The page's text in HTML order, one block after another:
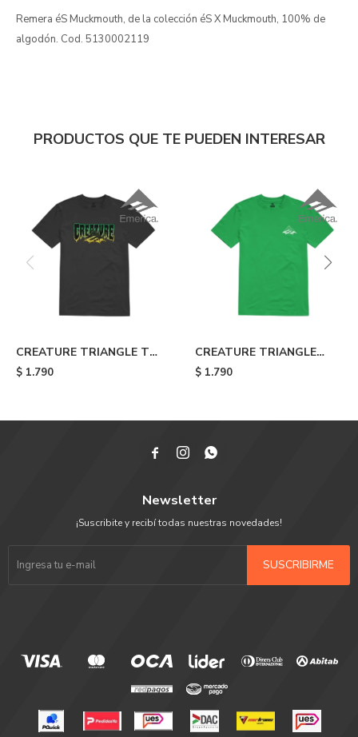
Remera éS Muckmouth, de la colección éS X Muckmouth, 100% de
algodón. Cod. 5130002119
PRODUCTOS QUE TE PUEDEN INTERESAR
CREATURE TRIANGLE TEE
- Black
$ 1.790
CREATURE TRIANGLE
WEB TEE - Green
$ 1.790
  
Newsletter
¡Suscribite y recibí todas nuestras novedades!
SUSCRIBIRME